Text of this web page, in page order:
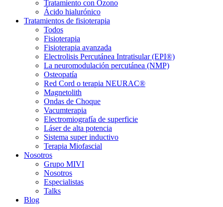
Tratamiento con Ozono
Ácido hialurónico
Tratamientos de fisioterapia
Todos
Fisioterapia
Fisioterapia avanzada
Electrolisis Percutánea Intratisular (EPI®)
La neuromodulación percutánea (NMP)
Osteopatía
Red Cord o terapia NEURAC®
Magnetolith
Ondas de Choque
Vacumterapia
Electromiografía de superficie
Láser de alta potencia
Sistema super inductivo
Terapia Miofascial
Nosotros
Grupo MIVI
Nosotros
Especialistas
Talks
Blog